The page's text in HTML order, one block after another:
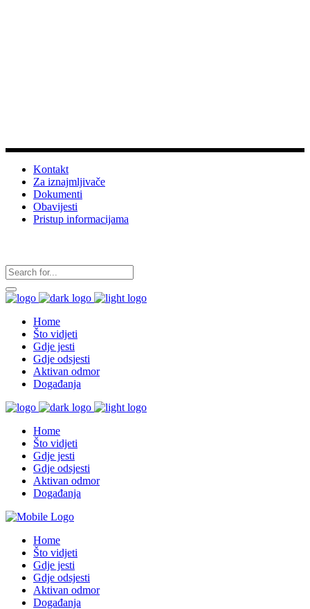
Kontakt
Za iznajmljivače
Dokumenti
Obavijesti
Pristup informacijama
Home
Što vidjeti
Gdje jesti
Gdje odsjesti
Aktivan odmor
Događanja
Home
Što vidjeti
Gdje jesti
Gdje odsjesti
Aktivan odmor
Događanja
Home
Što vidjeti
Gdje jesti
Gdje odsjesti
Aktivan odmor
Događanja